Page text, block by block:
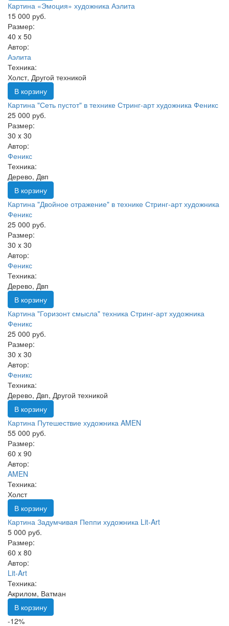
Картина «Эмоция» художника Аэлита
15 000 руб.
Размер:
40 x 50
Автор:
Аэлита
Техника:
Холст, Другой техникой
В корзину
Картина "Сеть пустот" в технике Стринг-арт художника Феникс
25 000 руб.
Размер:
30 x 30
Автор:
Феникс
Техника:
Дерево, Двп
В корзину
Картина "Двойное отражение" в технике Стринг-арт художника
Феникс
25 000 руб.
Размер:
30 x 30
Автор:
Феникс
Техника:
Дерево, Двп
В корзину
Картина "Горизонт смысла" техника Стринг-арт художника
Феникс
25 000 руб.
Размер:
30 x 30
Автор:
Феникс
Техника:
Дерево, Двп, Другой техникой
В корзину
Картина Путешествие художника AMEN
55 000 руб.
Размер:
60 x 90
Автор:
AMEN
Техника:
Холст
В корзину
Картина Задумчивая Пеппи художника Lit-Art
5 000 руб.
Размер:
60 x 80
Автор:
Lit-Art
Техника:
Акрилом, Ватман
В корзину
-12%